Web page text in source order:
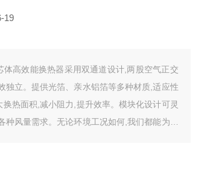
19
体高效能换热器采用双通道设计,两股空气正交
独立。提供光箔、亲水铝箔等多种材质,适应性
热面积,减小阻力,提升效率。模块化设计可灵
种风量需求。无论环境工况如何,我们都能为您